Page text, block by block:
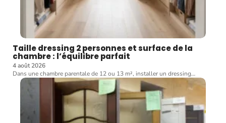
Taille dressing 2 personnes et surface de la
chambre : l’équilibre parfait
4 août 2026
Dans une chambre parentale de 12 ou 13 m², installer un dressing…